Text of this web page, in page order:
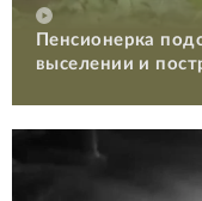
Пенсионерка
выселении и